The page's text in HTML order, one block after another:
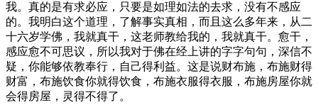
我。真的是有求必应，只要是如理如法的去求，没有不感应
的。我明白这个道理，了解事实真相，而且这么多年来，从二
十六岁学佛，我就真干，这老师教给我的，我就真干。愈干，
感应愈不可思议，所以我对于佛在经上讲的字字句句，深信不
疑，你能够依教奉行，自己得利益。这是说财布施，布施财得
财富，布施饮食你就得饮食，布施衣服得衣服，布施房屋你就
会得房屋，灵得不得了。